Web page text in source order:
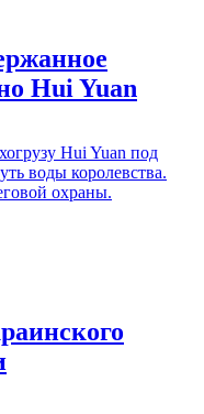
Hui Yuan
Hui Yuan под
воды королевства.
охраны.